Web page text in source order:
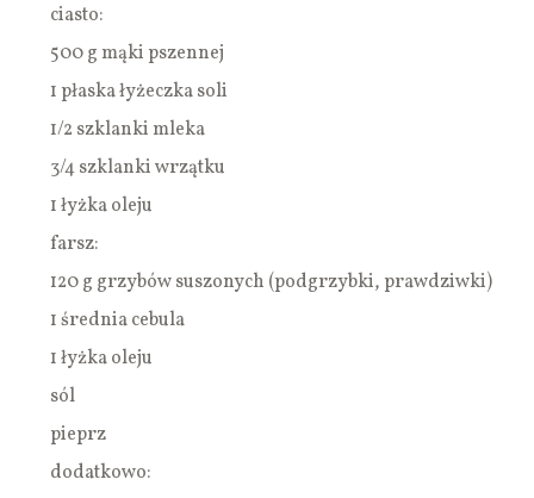
ciasto:
500 g mąki pszennej
1 płaska łyżeczka soli
1/2 szklanki mleka
3/4 szklanki wrzątku
1 łyżka oleju
farsz:
120 g grzybów suszonych (podgrzybki, prawdziwki)
1 średnia cebula
1 łyżka oleju
sól
pieprz
dodatkowo: